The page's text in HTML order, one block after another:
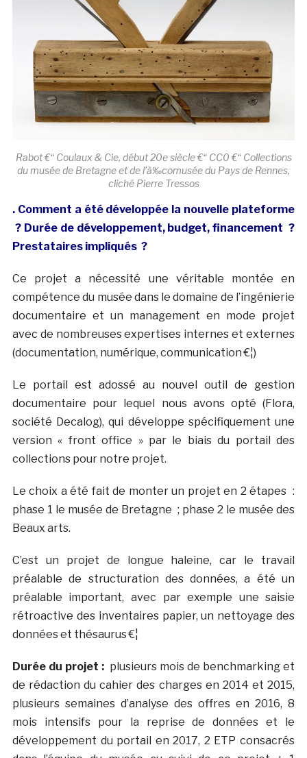
Rabot €“ Coulaux & Cie, début 20e siècle €“ CC0 €“ Collections
du musée de Bretagne et de l’à‰comusée du Pays de Rennes,
cliché Pierre Tressos
. Comment a été développée la nouvelle plateforme
? Durée de développement, budget, financement ?
Prestataires impliqués ?
Ce projet a nécessité une véritable montée en
compétence du musée dans le domaine de l’ingénierie
documentaire et un management en mode projet
avec de nombreuses expertises internes et externes
(documentation, numérique, communication €¦)
Le portail est adossé au nouvel outil de gestion
documentaire pour lequel nous avons opté (Flora,
société Decalog), qui développe spécifiquement une
version « front office » par le biais du portail des
collections pour notre projet.
Le choix a été fait de monter un projet en 2 étapes :
phase 1 le musée de Bretagne ; phase 2 le musée des
Beaux arts.
C’est un projet de longue haleine, car le travail
préalable de structuration des données, a été un
préalable important, avec par exemple une saisie
rétroactive des inventaires papier, un nettoyage des
données et thésaurus €¦
Durée du projet :plusieurs mois de benchmarking et
de rédaction du cahier des charges en 2014 et 2015,
plusieurs semaines d’analyse des offres en 2016, 8
mois intensifs pour la reprise de données et le
développement du portail en 2017, 2 ETP consacrés